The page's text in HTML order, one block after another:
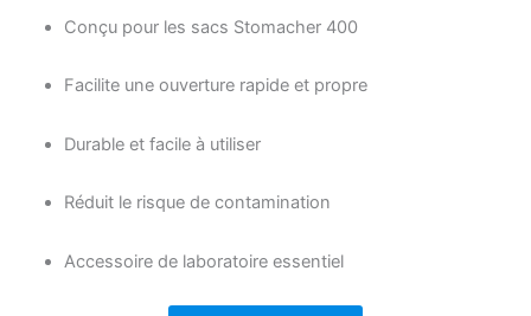
Conçu pour les sacs Stomacher 400
Facilite une ouverture rapide et propre
Durable et facile à utiliser
Réduit le risque de contamination
Accessoire de laboratoire essentiel